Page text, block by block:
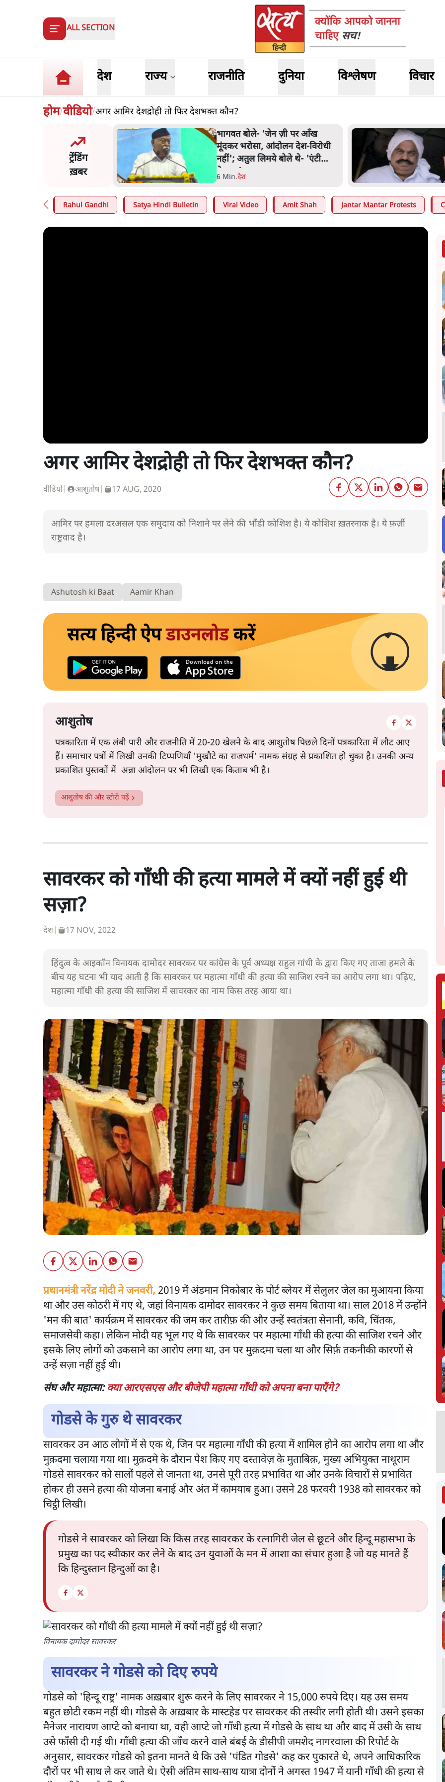
ALL SECTION
देश राज्य राजनीति दुनिया विश्लेषण विचार
होम/वीडियो/अगर आमिर देशद्रोही तो फिर देशभक्त कौन?
ट्रेंडिंग
ख़बर
राष्ट्र के चरित्र की मरम्मत
भागवत बोले- 'जेन ज़ी पर आँख
मूंदकर भरोसा, आंदोलन देश-विरोधी
नहीं'; अतुल लिमये बोले थे- 'एंटी
नेशनल'
6 Min.देश
Rahul Gandhi Satya Hindi Bulletin Viral Video Amit Shah Jantar Mantar Protests
अगर आमिर देशद्रोही तो फिर देशभक्त कौन?
वीडियो| आशुतोष| 17 AUG, 2020
आमिर पर हमला दरअसल एक समुदाय को निशाने पर लेने की भौंडी कोशिश है। ये कोशिश ख़तरनाक है। ये फ़र्ज़ी
राष्ट्रवाद है।
Ashutosh ki Baat Aamir Khan
सत्य हिन्दी ऐपडाउनलोडकरें
आशुतोष
पत्रकारिता में एक लंबी पारी और राजनीति में 20-20 खेलने के बाद आशुतोष पिछले दिनों पत्रकारिता में लौट आए
हैं। समाचार पत्रों में लिखी उनकी टिप्पणियाँ 'मुखौटे का राजधर्म' नामक संग्रह से प्रकाशित हो चुका है। उनकी अन्य
प्रकाशित पुस्तकों में अन्ना आंदोलन पर भी लिखी एक किताब भी है।
आशुतोषकी और स्टोरी पढ़ें
सावरकर को गाँधी की हत्या मामले में क्यों नहीं हुई थी
सज़ा?
देश 17 NOV, 2022
हिंदुत्व के आइकॉन विनायक दामोदर सावरकर पर कांग्रेस के पूर्व अध्यक्ष राहुल गांधी के द्वारा किए गए ताजा हमले के
बीच यह घटना भी याद आती है कि सावरकर पर महात्मा गाँधी की हत्या की साजिश रचने का आरोप लगा था। पढ़िए,
महात्मा गाँधी की हत्या की साजिश में सावरकर का नाम किस तरह आया था।
प्रधानमंत्री नरेंद्र मोदी ने जनवरी, 2019 में अंडमान निकोबार के पोर्ट ब्लेयर में सेलुलर जेल का मुआयना किया
था और उस कोठरी में गए थे, जहां विनायक दामोदर सावरकर ने कुछ समय बिताया था। साल 2018 में उन्होंने
'मन की बात' कार्यक्रम में सावरकर की जम कर तारीफ़ की और उन्हें स्वतंत्रता सेनानी, कवि, चिंतक,
समाजसेवी कहा। लेकिन मोदी यह भूल गए थे कि सावरकर पर महात्मा गाँधी की हत्या की साजिश रचने और
इसके लिए लोगों को उकसाने का आरोप लगा था, उन पर मुक़दमा चला था और सिर्फ़ तकनीकी कारणों से
उन्हें सज़ा नहीं हुई थी।
संघ और महात्मा:क्या आरएसएस और बीजेपी महात्मा गाँधी को अपना बना पाएँगे?
गोडसे के गुरु थे सावरकर
सावरकर उन आठ लोगों में से एक थे, जिन पर महात्मा गाँधी की हत्या में शामिल होने का आरोप लगा था और
मुक़दमा चलाया गया था। मुक़दमे के दौरान पेश किए गए दस्तावेज़ के मुताबिक़, मुख्य अभियुक्त नाथूराम
गोडसे सावरकर को सालों पहले से जानता था, उनसे पूरी तरह प्रभावित था और उनके विचारों से प्रभावित
होकर ही उसने हत्या की योजना बनाई और अंत में कामयाब हुआ। उसने 28 फरवरी 1938 को सावरकर को
चिट्ठी लिखी।
गोडसे ने सावरकर को लिखा कि किस तरह सावरकर के रत्नागिरी जेल से छूटने और हिन्दू महासभा के
प्रमुख का पद स्वीकार कर लेने के बाद उन युवाओं के मन में आशा का संचार हुआ है जो यह मानते हैं
कि हिन्दुस्तान हिन्दुओं का है।
विनायक दामोदर सावरकर
सावरकर ने गोडसे को दिए रुपये
गोडसे को 'हिन्दू राष्ट्र' नामक अख़बार शुरू करने के लिए सावरकर ने 15,000 रुपये दिए। यह उस समय
बहुत छोटी रकम नहीं थी। गोडसे के अख़बार के मास्टहेड पर सावरकर की तस्वीर लगी होती थी। उसने इसका
मैनेजर नारायण आप्टे को बनाया था, वही आप्टे जो गाँधी हत्या में गोडसे के साथ था और बाद में उसी के साथ
उसे फाँसी दी गई थी। गाँधी हत्या की जाँच करने वाले बंबई के डीसीपी जमशेद नागरवाला की रिपोर्ट के
अनुसार, सावरकर गोडसे को इतना मानते थे कि उसे 'पंडित गोडसे' कह कर पुकारते थे, अपने आधिकारिक
दौरों पर भी साथ ले कर जाते थे। ऐसी अंतिम साथ-साथ यात्रा दोनोंं ने अगस्त 1947 में यानी गाँधी की हत्या से